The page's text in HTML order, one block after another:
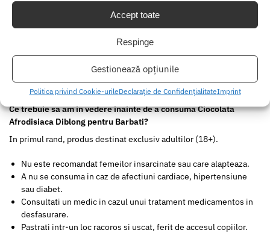
Accept toate
Respinge
Gestionează opțiunile
Politica privind Cookie-urileDeclarație de ConfidențialitateImprint
Pentru rezultate optime, se recomanda consumul a
de ciocolata cu aproximativ
Daca doriti un efect mai intens, puteti consuma si cealalta
jumatate dupa cateva ore.
Doza maxima:Nu depasiti1 cub (24g)in 24 de ore.
Ce trebuie sa am in vedere inainte de a consuma Ciocolata
Afrodisiaca Diblong pentru Barbati?
In primul rand, produs destinat exclusiv adultilor (18+).
Nu este recomandat femeilor insarcinate sau care alapteaza.
A nu se consuma in caz de afectiuni cardiace, hipertensiune
sau diabet.
Consultati un medic in cazul unui tratament medicamentos in
desfasurare.
Pastrati intr-un loc racoros si uscat, ferit de accesul copiilor.